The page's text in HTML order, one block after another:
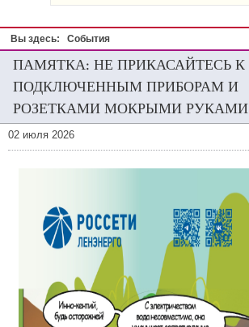
Вы здесь: События
ПАМЯТКА: НЕ ПРИКАСАЙТЕСЬ К
ПОДКЛЮЧЕННЫМ ПРИБОРАМ И
РОЗЕТКАМИ МОКРЫМИ РУКАМИ
02 июля 2026